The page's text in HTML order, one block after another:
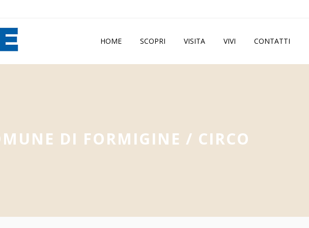
HOME SCOPRI VISITA VIVI CONTATTI
DI FORMIGINE / CIRCO